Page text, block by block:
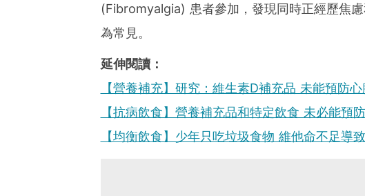
(Fibromyalgia) 患者參加，發現同時正經歷焦
為常見。
延伸閱讀：
【營養補充】研究：維生素D補充品 未能預防
【抗病飲食】營養補充品和特定飲食 未必能預
【均衡飲食】少年只吃垃圾食物 維他命不足導